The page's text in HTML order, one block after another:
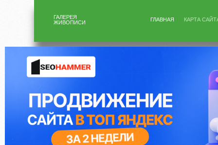
ГАЛЕРЕЯ
ЖИВОПИСИ
ГЛАВНАЯ КАРТА